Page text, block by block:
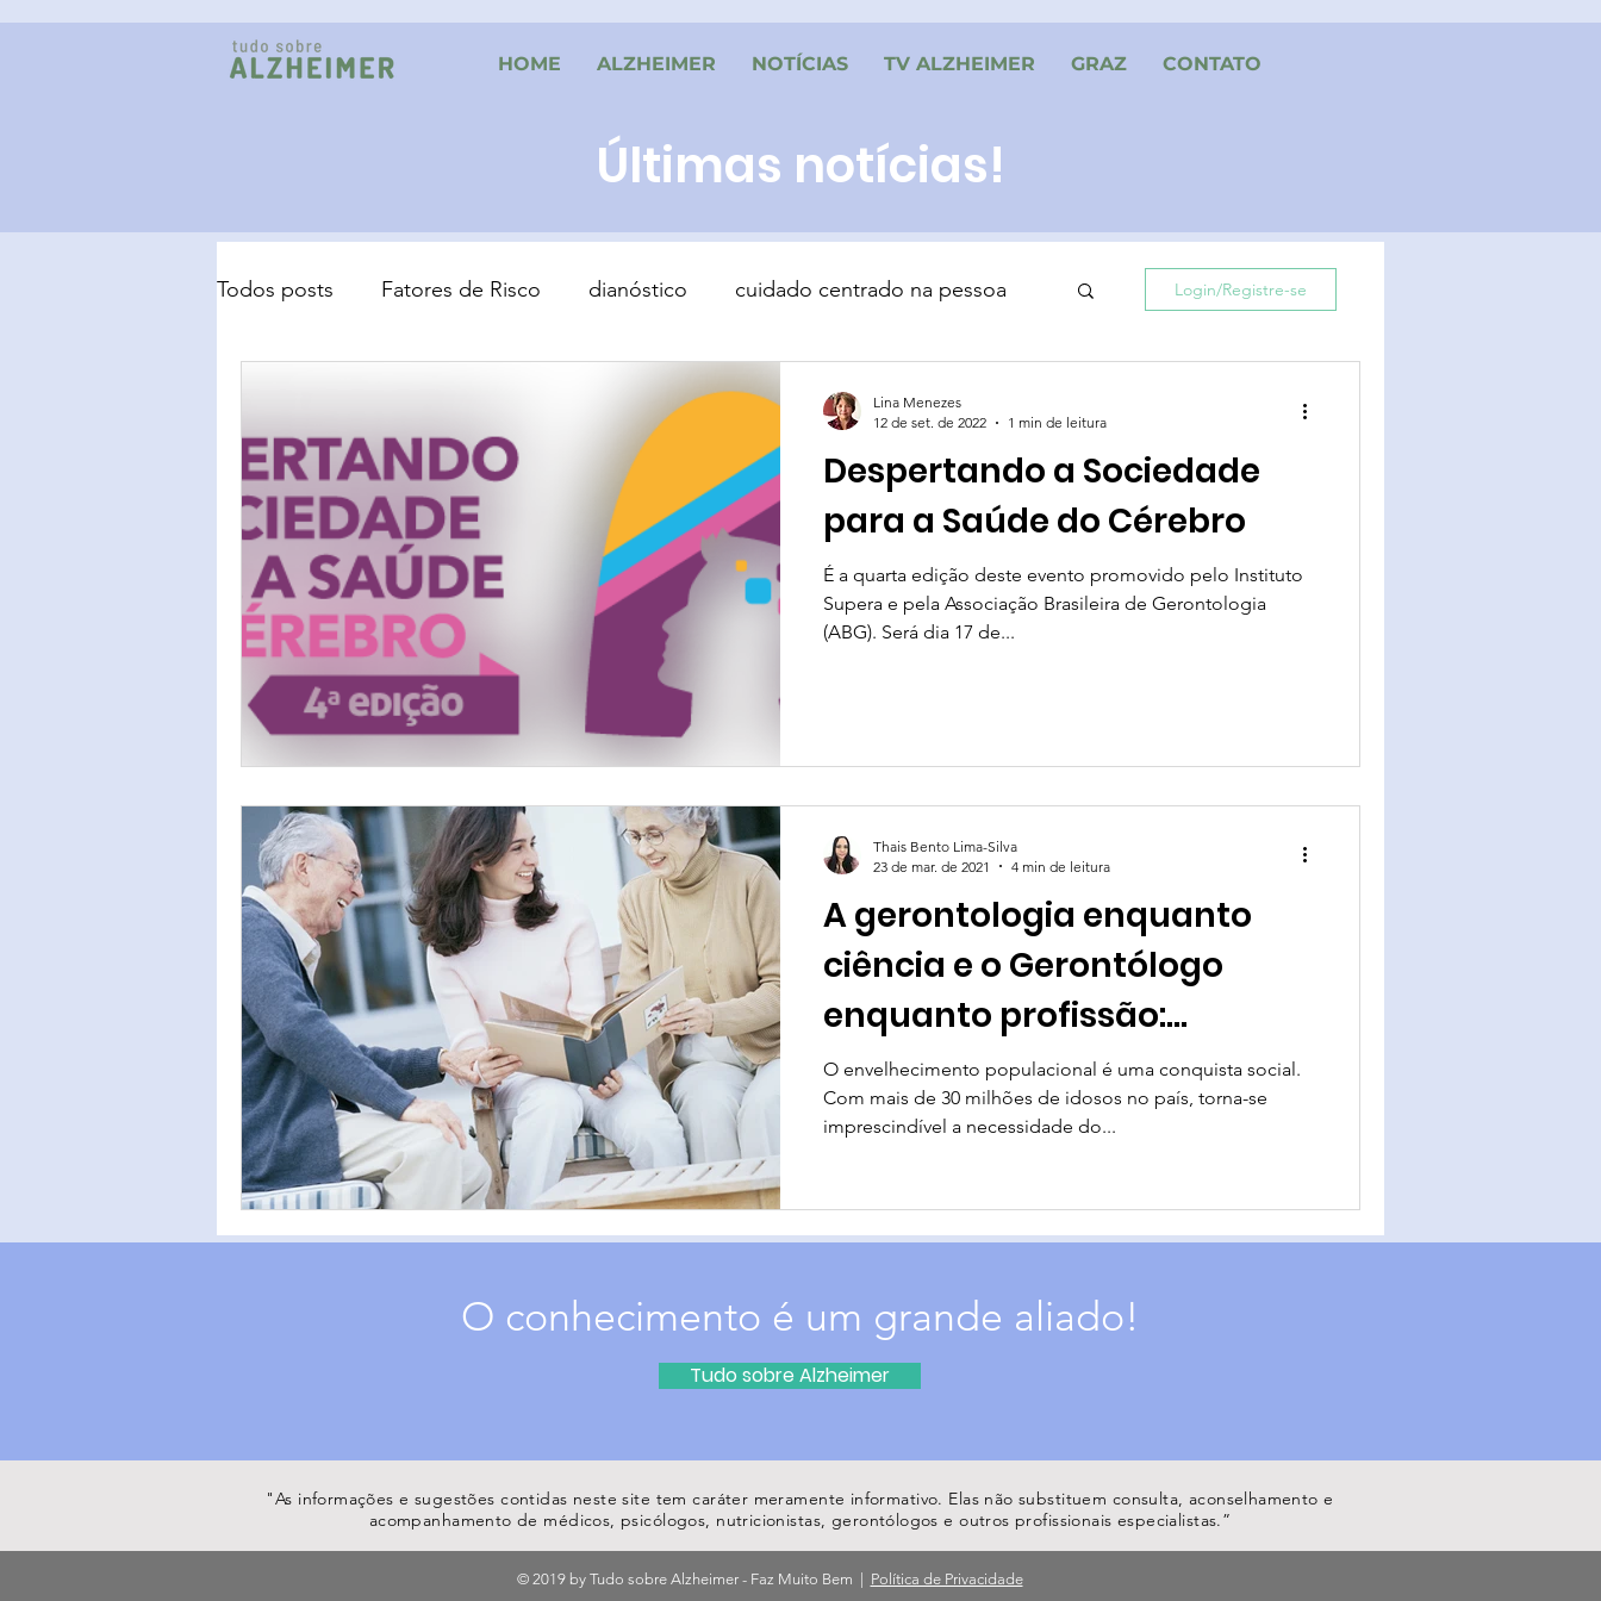
HOME ALZHEIMER NOTÍCIAS TV ALZHEIMER GRAZ CONTATO
Últimas notícias!
Todos posts Fatores de Risco dianóstico cuidado centrado na pessoa Login/Registre-se
Despertando a Sociedade
para a Saúde do Cérebro
É a quarta edição deste evento promovido pelo Instituto
Supera e pela Associação Brasileira de Gerontologia
(ABG). Será dia 17 de...
Lina Menezes
12 de set. de 2022
1 min de leitura
A gerontologia enquanto
ciência e o Gerontólogo
enquanto profissão:
entenda este contexto.
O envelhecimento populacional é uma conquista social.
Com mais de 30 milhões de idosos no país, torna-se
imprescindível a necessidade do...
Thais Bento Lima-Silva
23 de mar. de 2021
4 min de leitura
O conhecimento é um grande aliado!
Tudo sobre Alzheimer
"As informações e sugestões contidas neste site tem caráter meramente informativo. Elas não substituem consulta, aconselhamento e
acompanhamento de médicos, psicólogos, nutricionistas, gerontólogos e outros profissionais especialistas.”
© 2019 by Tudo sobre Alzheimer - Faz Muito Bem | Política de Privacidade